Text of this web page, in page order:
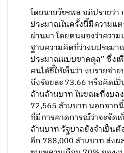
โดยนายวัชรพล อภิปรายว่า
ประมาณในครั้งนี้มีความแ
ผ่านมา โดยตนมองว่าควา
ฐานความคิดที่ว่างบประม
ประมาณแบบขาดดุล” ซึ่งเ
คนได้ชี้ให้เห็นว่า งบรายจ่า
ถึงร้อยละ 73.66 หรือคิดเป็
ล้านล้านบาท ในขณะที่งบล
72,565 ล้านบาท นอกจาก
ที่มีการคาดการณ์ว่าจะจัดเ
ล้านบาท รัฐบาลยังจำเป็น
อีก 788,000 ล้านบาท ส่งผ